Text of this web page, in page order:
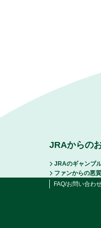
JRAからの
JRAのギャンブ
ファンからの悪
FAQ/お問い合わ